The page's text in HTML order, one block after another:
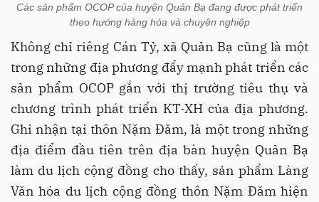
Các sản phẩm OCOP của huyện Quản Bạ đang được phát triển
theo hướng hàng hóa và chuyên nghiệp
Không chỉ riêng Cán Tỷ, xã Quản Bạ cũng là một
trong những địa phương đẩy mạnh phát triển các
sản phẩm OCOP gắn với thị trường tiêu thụ và
chương trình phát triển KT-XH của địa phương.
Ghi nhận tại thôn Nặm Đăm, là một trong những
địa điểm đầu tiên trên địa bàn huyện Quản Bạ
làm du lịch cộng đồng cho thấy, sản phẩm Làng
Văn hóa du lịch cộng đồng thôn Nặm Đăm hiện